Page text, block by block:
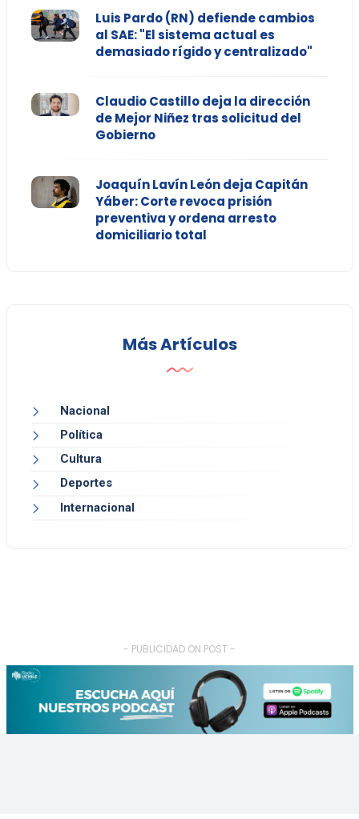
Luis Pardo (RN) defiende cambios
al SAE: "El sistema actual es
demasiado rígido y centralizado"
Claudio Castillo deja la dirección
de Mejor Niñez tras solicitud del
Gobierno
Joaquín Lavín León deja Capitán
Yáber: Corte revoca prisión
preventiva y ordena arresto
domiciliario total
Más Artículos
Nacional
Política
Cultura
Deportes
Internacional
- PUBLICIDAD ON POST -